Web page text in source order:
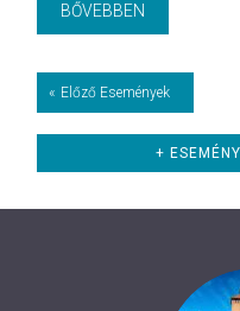
BŐVEBBEN
Események
List
« Előző Események
+